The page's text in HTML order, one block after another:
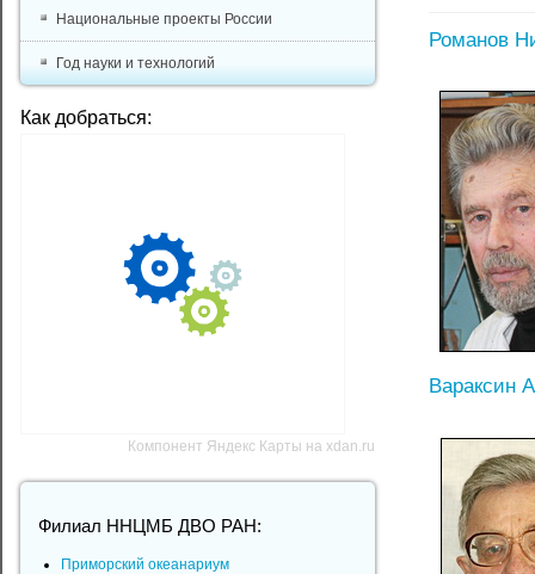
Романов
Вараксин
Национальные проекты России
Год науки и технологий
Как добраться:
Компонент Яндекс Карты на xdan.ru
Филиал ННЦМБ ДВО РАН:
Приморский океанариум